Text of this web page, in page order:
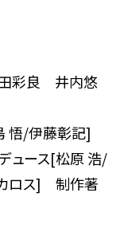
彩良 井内悠
悟/伊藤彰記]
ュース[松原 浩/
ロス] 制作著